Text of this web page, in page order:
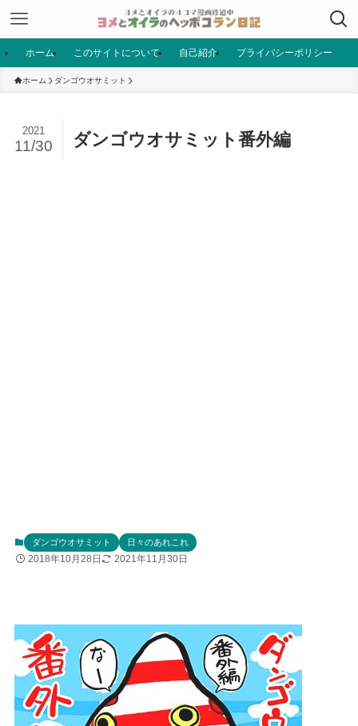
ホーム このサイトについて 自己紹介 プライバシーポリシー
ホーム ダンゴウオサミット
ダンゴウオサミット番外編
2021
11/30
ダンゴウオサミット 日々のあれこれ
2018年10月28日 2021年11月30日